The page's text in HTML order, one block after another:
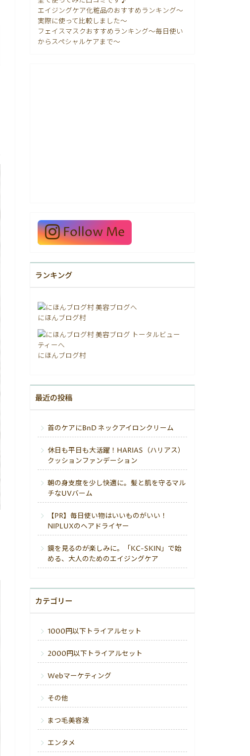
エイジングケア化粧品のおすすめランキング〜
実際に使って比較しました〜
フェイスマスクおすすめランキング〜毎日使い
からスペシャルケアまで〜
Follow Me
ランキング
にほんブログ村
にほんブログ村
最近の投稿
首のケアにBnD ネックアイロンクリーム
休日も平日も大活躍！HARIAS（ハリアス）
クッションファンデーション
朝の身支度を少し快適に。髪と肌を守るマル
チなUVバーム
【PR】毎日使い物はいいものがいい！
NIPLUXのヘアドライヤー
鏡を見るのが楽しみに。「KC-SKIN」で始
める、大人のためのエイジングケア
カテゴリー
1000円以下トライアルセット
2000円以下トライアルセット
Webマーケティング
その他
まつ毛美容液
エンタメ